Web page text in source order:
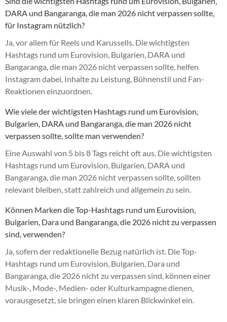
DARA und Bangaranga, die man 2026 nicht verpassen sollte,
für Instagram nützlich?
Ja, vor allem für Reels und Karussells. Die wichtigsten
Hashtags rund um Eurovision, Bulgarien, DARA und
Bangaranga, die man 2026 nicht verpassen sollte, helfen
Instagram dabei, Inhalte zu Leistung, Bühnenstil und Fan-
Reaktionen einzuordnen.
Wie viele der wichtigsten Hashtags rund um Eurovision,
Bulgarien, DARA und Bangaranga, die man 2026 nicht
verpassen sollte, sollte man verwenden?
Eine Auswahl von 5 bis 8 Tags reicht oft aus. Die wichtigsten
Hashtags rund um Eurovision, Bulgarien, DARA und
Bangaranga, die man 2026 nicht verpassen sollte, sollten
relevant bleiben, statt zahlreich und allgemein zu sein.
Können Marken die Top-Hashtags rund um Eurovision,
Bulgarien, Dara und Bangaranga, die 2026 nicht zu verpassen
sind, verwenden?
Ja, sofern der redaktionelle Bezug natürlich ist. Die Top-
Hashtags rund um Eurovision, Bulgarien, Dara und
Bangaranga, die 2026 nicht zu verpassen sind, können einer
Musik-, Mode-, Medien- oder Kulturkampagne dienen,
vorausgesetzt, sie bringen einen klaren Blickwinkel ein.